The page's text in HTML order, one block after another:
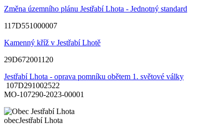
Změna územního plánu Jestřabí Lhota - Jednotný standard
117D551000007
Kamenný kříž v Jestřabí Lhotě
29D672001120
Jestřabí Lhota - oprava pomníku obětem 1. světové války
107D291002522
MO-107290-2023-00001
obecJestřabí Lhota